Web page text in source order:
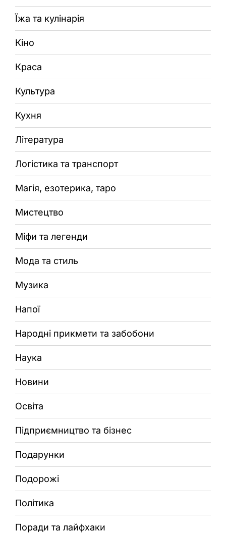
Їжа та кулінарія
Кіно
Краса
Культура
Кухня
Література
Логістика та транспорт
Магія, езотерика, таро
Мистецтво
Міфи та легенди
Мода та стиль
Музика
Напої
Народні прикмети та забобони
Наука
Новини
Освіта
Підприємництво та бізнес
Подарунки
Подорожі
Політика
Поради та лайфхаки